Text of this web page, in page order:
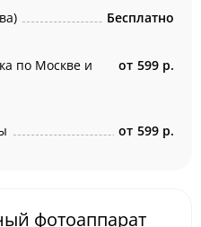
Бесплатно
по Москве и
от 599 р.
от 599 р.
фотоаппарат